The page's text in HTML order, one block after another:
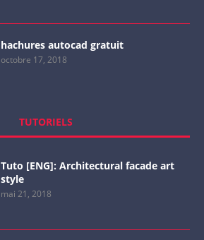
hachures autocad gratuit
octobre 17, 2018
TUTORIELS
Tuto [ENG]: Architectural facade art
style
mai 21, 2018